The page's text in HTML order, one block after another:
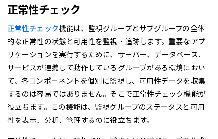
正常性チェック
正常性チェック機能は、監視グループとサブグループの全体
的な正常性の状態と可用性を監視・追跡します。重要なアプ
リケーションを実行するために、サーバー、データベース、
サービスが連携して動作しているグループがある環境におい
て、各コンポーネントを個別に監視し、可用性データを収集
するのは容易ではありません。そこで正常性チェック機能が
役立ちます。この機能は、監視グループのステータスと可用
性を表示、分析、管理するのに役立ちます。